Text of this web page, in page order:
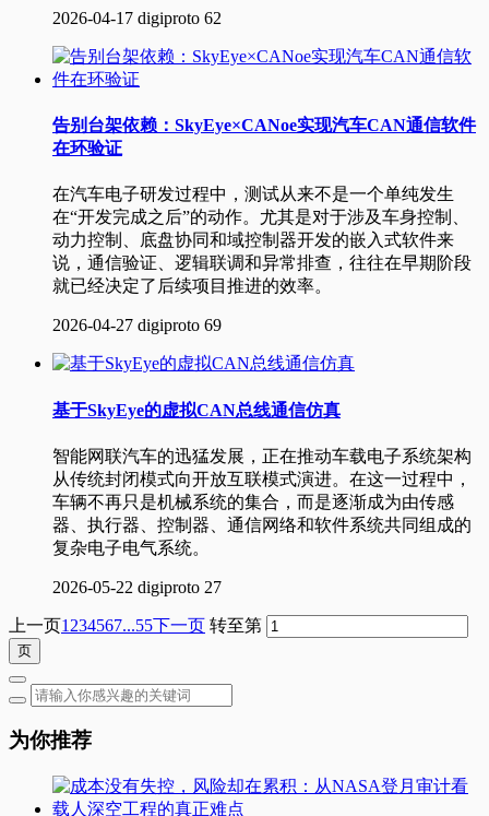
2026-04-17 digiproto 62
告别台架依赖：SkyEye×CANoe实现汽车CAN通信软件
在环验证
在汽车电子研发过程中，测试从来不是一个单纯发生
在“开发完成之后”的动作。尤其是对于涉及车身控制、
动力控制、底盘协同和域控制器开发的嵌入式软件来
说，通信验证、逻辑联调和异常排查，往往在早期阶段
就已经决定了后续项目推进的效率。
2026-04-27 digiproto 69
基于SkyEye的虚拟CAN总线通信仿真
智能网联汽车的迅猛发展，正在推动车载电子系统架构
从传统封闭模式向开放互联模式演进。在这一过程中，
车辆不再只是机械系统的集合，而是逐渐成为由传感
器、执行器、控制器、通信网络和软件系统共同组成的
复杂电子电气系统。
2026-05-22 digiproto 27
上一页1 234567...55下一页 转至第
为你推荐